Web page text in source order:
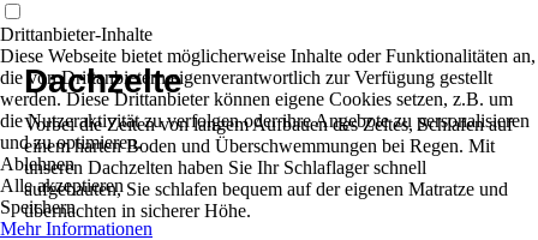
Dachzelte
Vorbei die Zeiten von langem Aufbauen des Zeltes, Schlafen auf
einem harten Boden und Überschwemmungen bei Regen. Mit
unseren Dachzelten haben Sie Ihr Schlaflager schnell
aufgebauten, Sie schlafen bequem auf der eigenen Matratze und
übernachten in sicherer Höhe.
Drittanbieter-Inhalte
Diese Webseite bietet möglicherweise Inhalte oder Funktionalitäten an,
die von Drittanbietern eigenverantwortlich zur Verfügung gestellt
werden. Diese Drittanbieter können eigene Cookies setzen, z.B. um
die Nutzeraktivität zu verfolgen oder ihre Angebote zu personalisieren
und zu optimieren.
Ablehnen
Alle akzeptieren
Speichern
Mehr Informationen